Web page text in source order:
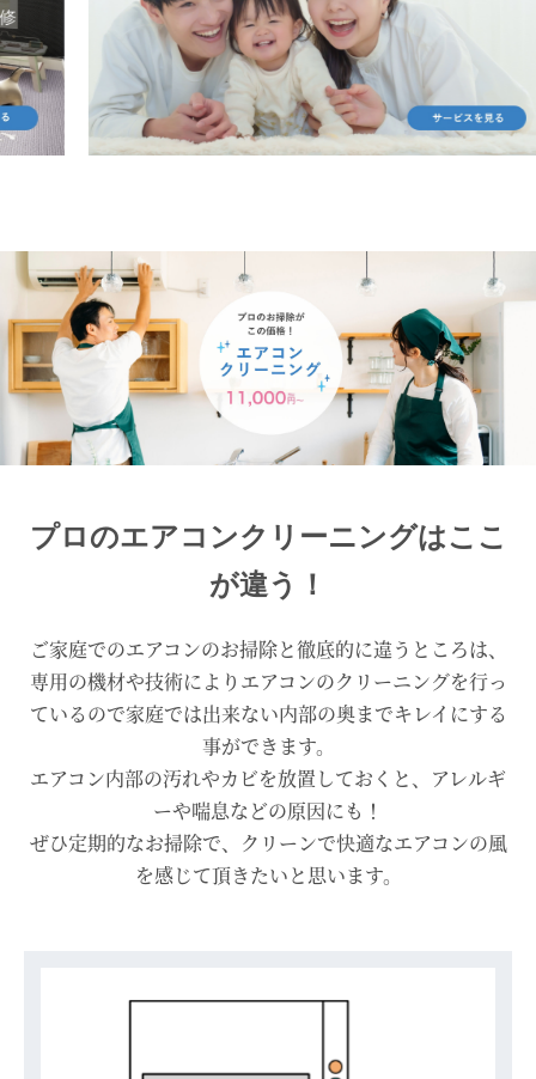
プロのエアコンクリーニングはここ
が違う！
ご家庭でのエアコンのお掃除と徹底的に違うところは、
専用の機材や技術によりエアコンのクリーニングを行っ
ているので家庭では出来ない内部の奥までキレイにする
事ができます。
エアコン内部の汚れやカビを放置しておくと、アレルギ
ーや喘息などの原因にも！
ぜひ定期的なお掃除で、クリーンで快適なエアコンの風
を感じて頂きたいと思います。